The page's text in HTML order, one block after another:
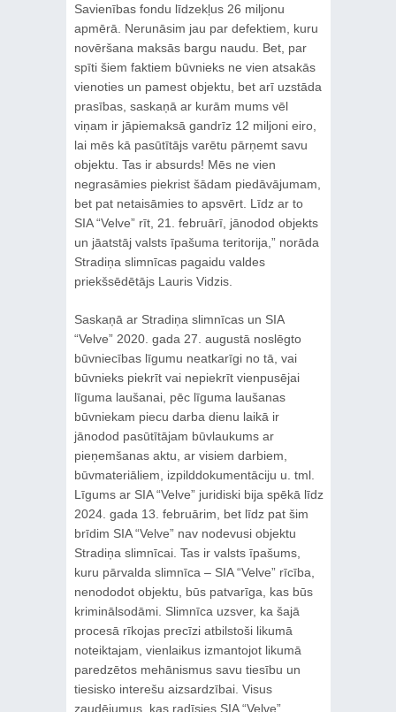
Savienības fondu līdzekļus 26 miljonu
apmērā. Nerunāsim jau par defektiem, kuru
novēršana maksās bargu naudu. Bet, par
spīti šiem faktiem būvnieks ne vien atsakās
vienoties un pamest objektu, bet arī uzstāda
prasības, saskaņā ar kurām mums vēl
viņam ir jāpiemaksā gandrīz 12 miljoni eiro,
lai mēs kā pasūtītājs varētu pārņemt savu
objektu. Tas ir absurds! Mēs ne vien
negrasāmies piekrist šādam piedāvājumam,
bet pat netaisāmies to apsvērt. Līdz ar to
SIA “Velve” rīt, 21. februārī, jānodod objekts
un jāatstāj valsts īpašuma teritorija,” norāda
Stradiņa slimnīcas pagaidu valdes
priekšsēdētājs Lauris Vidzis.
Saskaņā ar Stradiņa slimnīcas un SIA
“Velve” 2020. gada 27. augustā noslēgto
būvniecības līgumu neatkarīgi no tā, vai
būvnieks piekrīt vai nepiekrīt vienpusējai
līguma laušanai, pēc līguma laušanas
būvniekam piecu darba dienu laikā ir
jānodod pasūtītājam būvlaukums ar
pieņemšanas aktu, ar visiem darbiem,
būvmateriāliem, izpilddokumentāciju u. tml.
Līgums ar SIA “Velve” juridiski bija spēkā līdz
2024. gada 13. februārim, bet līdz pat šim
brīdim SIA “Velve” nav nodevusi objektu
Stradiņa slimnīcai. Tas ir valsts īpašums,
kuru pārvalda slimnīca – SIA “Velve” rīcība,
nenododot objektu, būs patvarīga, kas būs
kriminālsodāmi. Slimnīca uzsver, ka šajā
procesā rīkojas precīzi atbilstoši likumā
noteiktajam, vienlaikus izmantojot likumā
paredzētos mehānismus savu tiesību un
tiesisko interešu aizsardzībai. Visus
zaudējumus, kas radīsies SIA “Velve”